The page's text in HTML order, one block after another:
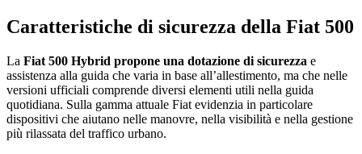
Caratteristiche di sicurezza della Fiat 500
La Fiat 500 Hybrid propone una dotazione di sicurezza e
assistenza alla guida che varia in base all’allestimento, ma che nelle
versioni ufficiali comprende diversi elementi utili nella guida
quotidiana. Sulla gamma attuale Fiat evidenzia in particolare
dispositivi che aiutano nelle manovre, nella visibilità e nella gestione
più rilassata del traffico urbano.